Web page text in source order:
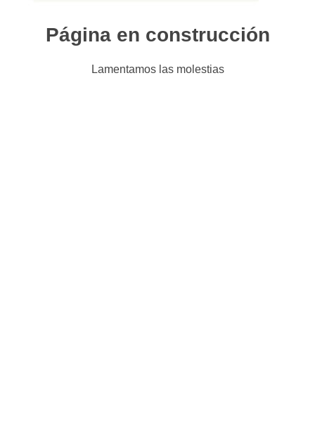
Página en construcción
Lamentamos las molestias